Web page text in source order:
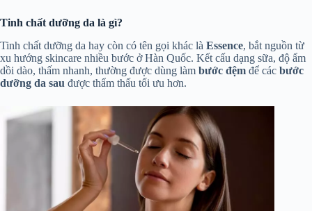
Tinh chất dưỡng da là gì?
Tinh chất dưỡng da hay còn có tên gọi khác là Essence, bắt nguồn từ
xu hướng skincare nhiều bước ở Hàn Quốc. Kết cấu dạng sữa, độ ẩm
dồi dào, thấm nhanh, thường được dùng làm bước đệm để các bước
dưỡng da sau được thẩm thấu tối ưu hơn.